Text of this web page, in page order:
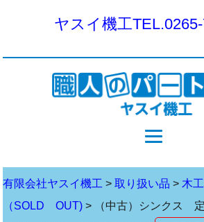
ヤスイ機工
有限会社ヤスイ機工 >取り扱い品 > 木
（SOLD OUT) >
（中古）シンクス